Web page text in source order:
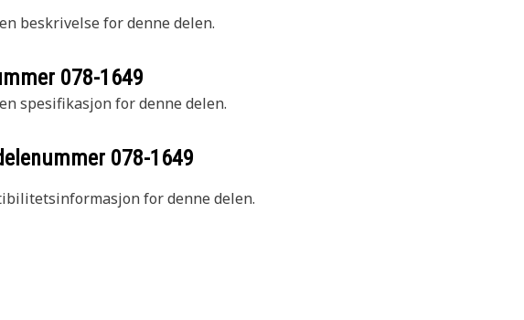
beskrivelse for denne delen.
078-1649
spesifikasjon for denne delen.
078-1649
for denne delen.